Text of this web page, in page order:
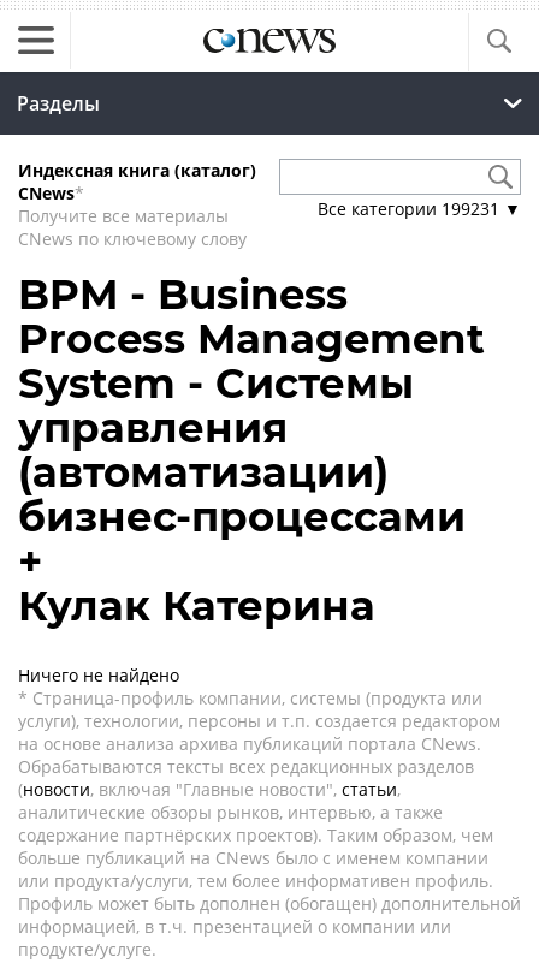
Разделы
Индексная книга (каталог)
CNews*
Получите все материалы
CNews по ключевому слову
Все категории 199231 ▼
BPM - Business
Process Management
System - Системы
управления
(автоматизации)
бизнес-процессами
+
Кулак Катерина
Ничего не найдено
* Страница-профиль компании, системы (продукта или
услуги), технологии, персоны и т.п. создается редактором
на основе анализа архива публикаций портала CNews.
Обрабатываются тексты всех редакционных разделов
(новости, включая "Главные новости", статьи,
аналитические обзоры рынков, интервью, а также
содержание партнёрских проектов). Таким образом, чем
больше публикаций на CNews было с именем компании
или продукта/услуги, тем более информативен профиль.
Профиль может быть дополнен (обогащен) дополнительной
информацией, в т.ч. презентацией о компании или
продукте/услуге.